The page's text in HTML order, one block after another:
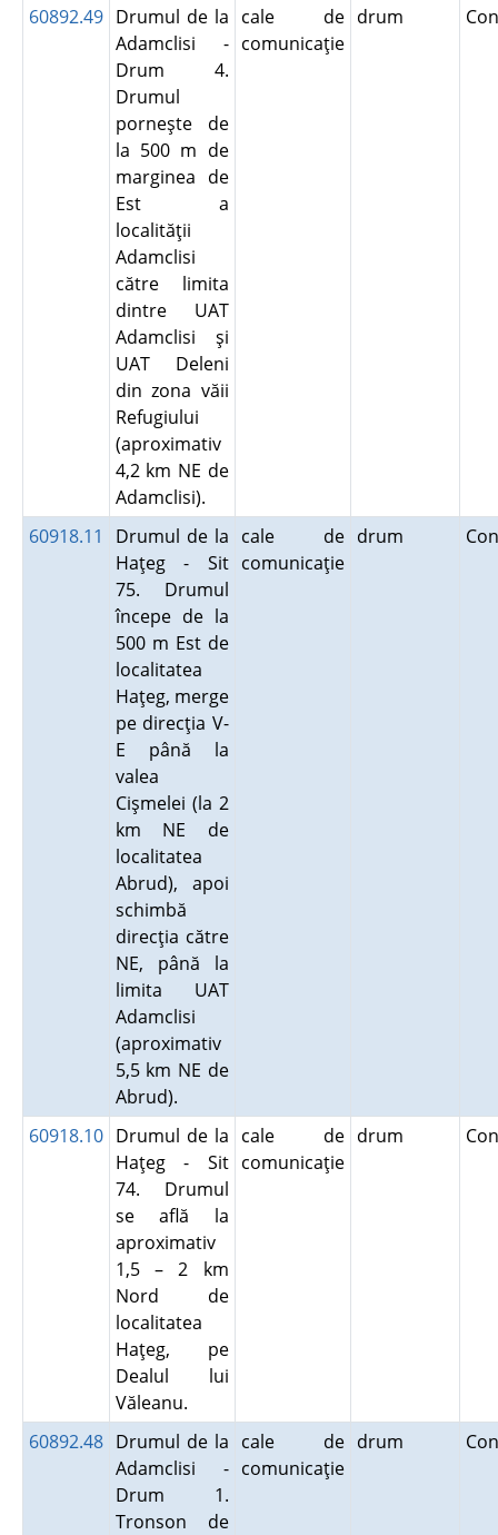
60892.49 Drumul de la
Adamclisi -
Drum 4.
Drumul
porneşte de
la 500 m de
marginea de
Est a
localităţii
Adamclisi
către limita
dintre UAT
Adamclisi şi
UAT Deleni
din zona văii
Refugiului
(aproximativ
4,2 km NE de
Adamclisi).
cale de
comunicaţie
drum
60918.11
Drumul de la
Haţeg - Sit
75. Drumul
începe de la
500 m Est de
localitatea
Haţeg, merge
pe direcţia V-
E până la
valea
Cişmelei (la 2
km NE de
localitatea
Abrud), apoi
schimbă
direcţia către
NE, până la
limita UAT
Adamclisi
(aproximativ
5,5 km NE de
Abrud).
cale de
comunicaţie
drum
60918.10 Drumul de la
Haţeg - Sit
74. Drumul
se află la
aproximativ
1,5 – 2 km
Nord de
localitatea
Haţeg, pe
Dealul lui
Văleanu.
cale de
comunicaţie
drum
60892.48 Drumul de la
Adamclisi -
Drum 1.
Tronson de
cale de
comunicaţie
drum